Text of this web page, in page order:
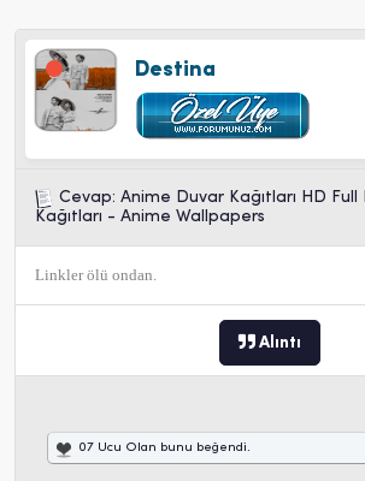
Destina
Cevap: Anime Duvar Kağıtları HD
Kağıtları - Anime Wallpapers
Linkler ölü ondan.
Alıntı
07 Ucu Olan bunu beğendi.